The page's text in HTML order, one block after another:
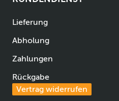
Lieferung
Abholung
Zahlungen
Rückgabe
Vertrag widerrufen